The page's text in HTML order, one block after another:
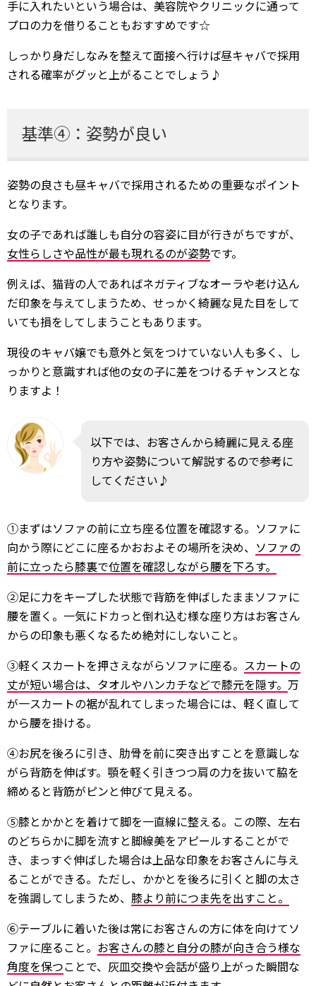
手に入れたいという場合は、美容院やクリニックに通って
プロの力を借りることもおすすめです☆
しっかり身だしなみを整えて面接へ行けば昼キャバで採用
される確率がグッと上がることでしょう♪
基準④：姿勢が良い
姿勢の良さも昼キャバで採用されるための重要なポイント
となります。
女の子であれば誰しも自分の容姿に目が行きがちですが、
女性らしさや品性が最も現れるのが姿勢です。
例えば、猫背の人であればネガティブなオーラや老け込ん
だ印象を与えてしまうため、せっかく綺麗な見た目をして
いても損をしてしまうこともあります。
現役のキャバ嬢でも意外と気をつけていない人も多く、し
っかりと意識すれば他の女の子に差をつけるチャンスとな
りますよ！
以下では、お客さんから綺麗に見える座
り方や姿勢について解説するので参考に
してください♪
①まずはソファの前に立ち座る位置を確認する。ソファに
向かう際にどこに座るかおおよその場所を決め、 ソファの
前に立ったら膝裏で位置を確認しながら腰を下ろす。
②足に力をキープした状態で背筋を伸ばしたままソファに
腰を置く。一気にドカっと倒れ込む様な座り方はお客さん
からの印象も悪くなるため絶対にしないこと。
③軽くスカートを押さえながらソファに座る。 スカートの
丈が短い場合は、タオルやハンカチなどで膝元を隠す。 万
が一スカートの裾が乱れてしまった場合には、軽く直して
から腰を掛ける。
④お尻を後ろに引き、肋骨を前に突き出すことを意識しな
がら背筋を伸ばす。顎を軽く引きつつ肩の力を抜いて脇を
締めると背筋がピンと伸びて見える。
⑤膝とかかとを着けて脚を一直線に整える。この際、左右
のどちらかに脚を流すと脚線美をアピールすることがで
き、まっすぐ伸ばした場合は上品な印象をお客さんに与え
ることができる。ただし、かかとを後ろに引くと脚の太さ
を強調してしまうため、 膝より前につま先を出すこと。
⑥テーブルに着いた後は常にお客さんの方に体を向けてソ
ファに座ること。 お客さんの膝と自分の膝が向き合う様な
角度を保つことで、灰皿交換や会話が盛り上がった瞬間な